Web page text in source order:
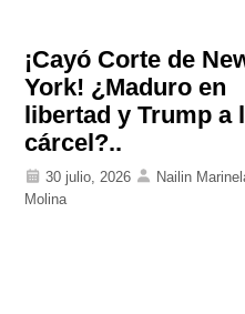
¡Cayó Corte de
York! ¿Maduro en
libertad y Trump a
cárcel?..
30 julio, 2026
Nailin
Molina